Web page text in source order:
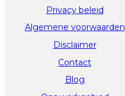
Privacy beleid
Algemene voorwaarden
Disclaimer
Contact
Blog